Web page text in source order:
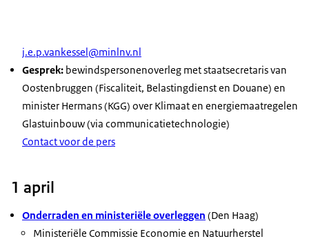
j.e.p.vankessel@minlnv.nl
Gesprek: bewindspersonenoverleg met staatsecretaris van
Oostenbruggen (Fiscaliteit, Belastingdienst en Douane) en
minister Hermans (KGG) over Klimaat en energiemaatregelen
Glastuinbouw (via communicatietechnologie)
Contact voor de pers
1 april
Onderraden en ministeriële overleggen (Den Haag)
Ministeriële Commissie Economie en Natuurherstel​​​​​​​